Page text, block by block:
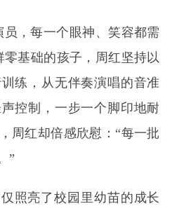
员，每一个眼神、笑容都需
基础的孩子，周红坚持以
练，从无伴奏演唱的音准
控制，一步一个脚印地耐
周红却倍感欣慰：“每一批
”
照亮了校园里幼苗的成长